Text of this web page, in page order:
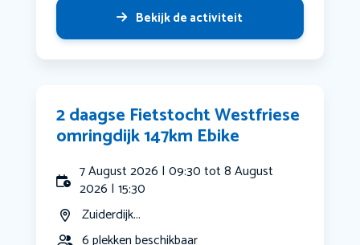
Bekijk de activiteit
2 daagse Fietstocht Westfriese
omringdijk 147km Ebike
7 August 2026 | 09:30 tot 8 August
2026 | 15:30
Zuiderdijk...